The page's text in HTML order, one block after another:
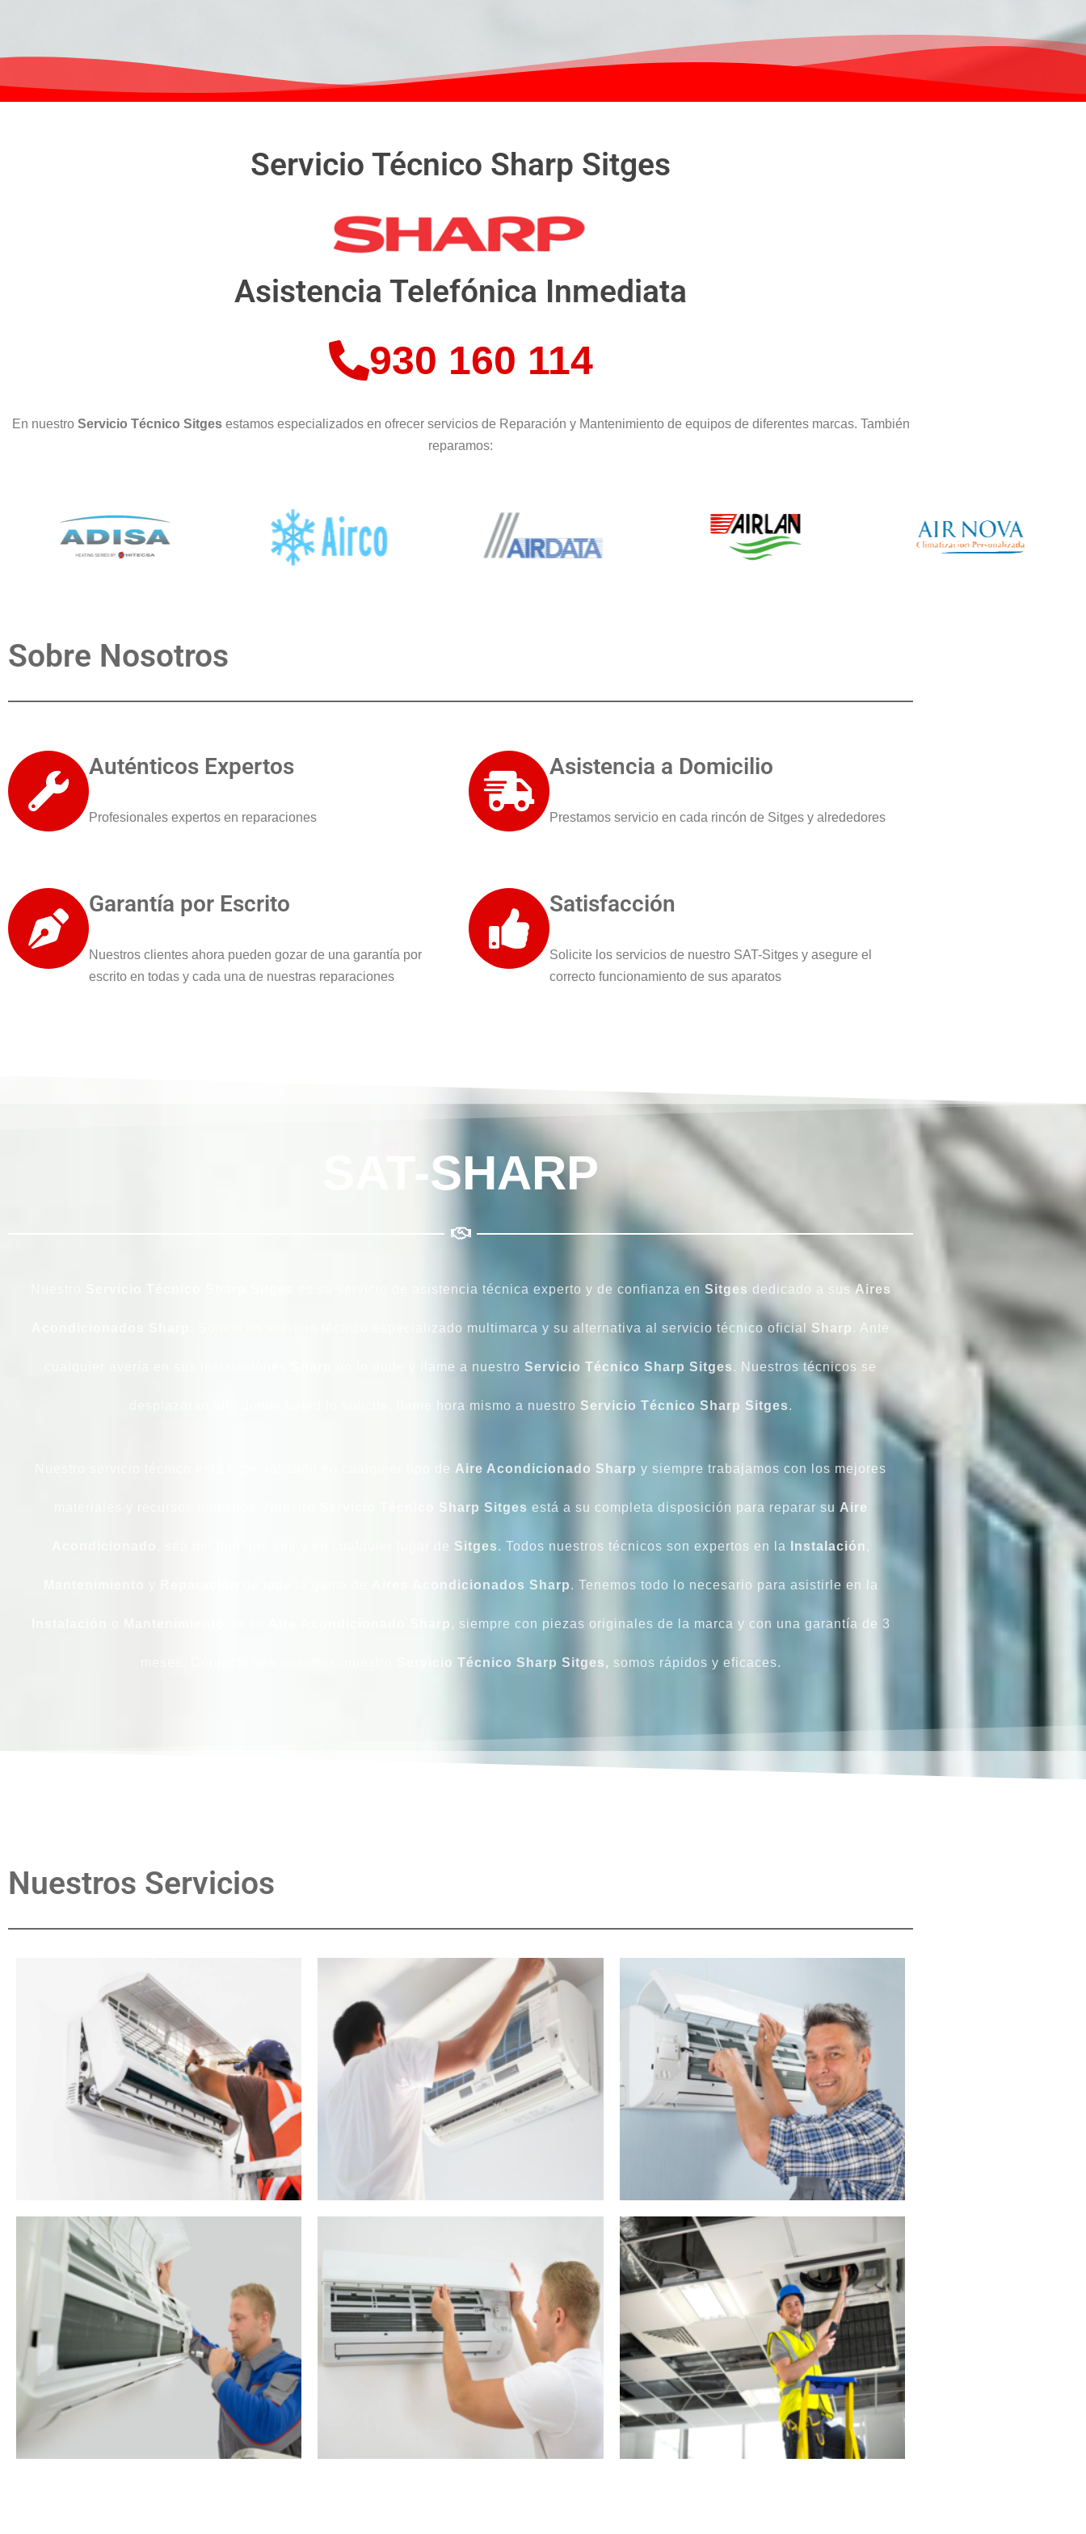
Servicio Técnico Sharp Sitges
Asistencia Telefónica Inmediata
930 160 114
En nuestro Servicio Técnico Sitges estamos especializados en ofrecer servicios de Reparación y Mantenimiento de equipos de diferentes marcas. También
reparamos:
Sobre Nosotros
Auténticos Expertos
Profesionales expertos en reparaciones
Asistencia a Domicilio
Prestamos servicio en cada rincón de Sitges y alrededores
Garantía por Escrito
Nuestros clientes ahora pueden gozar de una garantía por
escrito en todas y cada una de nuestras reparaciones
Satisfacción
Solicite los servicios de nuestro SAT-Sitges y asegure el
correcto funcionamiento de sus aparatos
SAT-SHARP
es su servicio de asistencia técnica experto y de confianza en Sitges dedicado a susAires
. Somos un servicio técnico especializado multimarca y su alternativa al servicio técnico oficial Sharp . Ante
no lo dude y llame a nuestro Servicio Técnico Sharp Sitges. Nuestros técnicos se
desplazarán allá donde usted lo solicite, llame hora mismo a nuestro Servicio Técnico Sharp Sitges.
Nuestro servicio técnico está especializado en cualquier tipo de Aire Acondicionado Sharp y siempre trabajamos con los mejores
Servicio Técnico Sharp Sitges está a su completa disposición para reparar su Aire
, sea del tipo que sea y en cualquier lugar de Sitges. Todos nuestros técnicos son expertos en la Instalación ,
Acondicionados Sharp. Tenemos todo lo necesario para asistirle en la
Sharp , siempre con piezas originales de la marca y con una garantía de 3
Servicio Técnico Sharp Sitges, somos rápidos y eficaces.
Nuestros Servicios